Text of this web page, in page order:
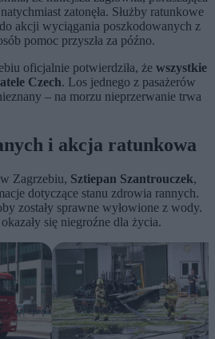
zatonęła. Służby ratunkowe
akcji wyciągania poszkodowanych z
pomoc przyszła za późno.
oficjalnie potwierdziła, że wszystkie
Czech. Los jednego z pasażerów
– na morzu nieprzerwanie trwa
i akcja ratunkowa
Zagrzebiu, Sztiepan Szantrouczek,
dotyczące stanu zdrowia rannych.
zostały sprawne wyłowione z wody.
się niegroźne dla życia.